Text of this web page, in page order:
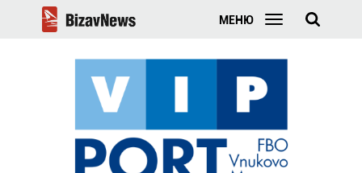
МЕНЮ